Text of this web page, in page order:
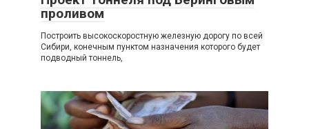
проливом
Построить высокоскоростную железную дорогу по всей
Сибири, конечным пунктом назначения которого будет
подводный тоннель,